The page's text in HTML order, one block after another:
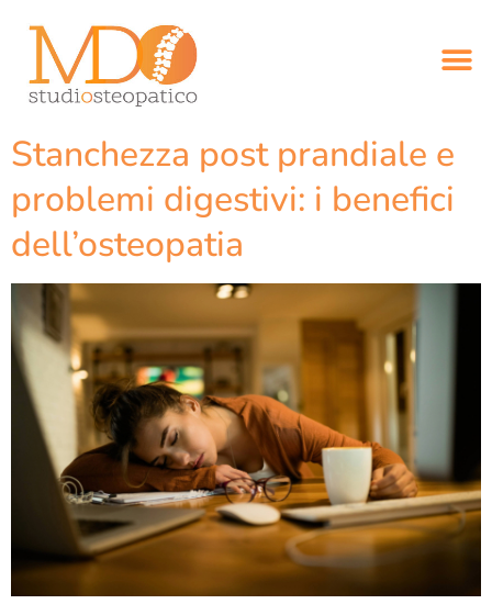
Stanchezza post prandiale e
problemi digestivi: i benefici
dell’osteopatia